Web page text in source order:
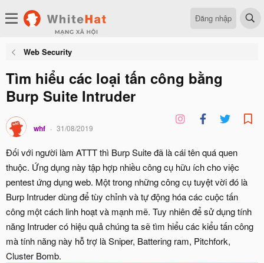
Đăng nhập
Web Security
Tìm hiểu các loại tấn công bằng
Burp Suite Intruder
whf 31/08/2019
Đối với người làm ATTT thì Burp Suite đã là cái tên quá quen
thuộc. Ứng dụng này tập hợp nhiều công cụ hữu ích cho việc
pentest ứng dụng web. Một trong những công cụ tuyệt vời đó là
Burp Intruder dùng để tùy chỉnh và tự động hóa các cuộc tấn
công một cách linh hoạt và mạnh mẽ. Tuy nhiên để sử dụng tính
năng Intruder có hiệu quả chúng ta sẽ tìm hiểu các kiểu tấn công
mà tính năng này hỗ trợ là Sniper, Battering ram, Pitchfork,
Cluster Bomb.